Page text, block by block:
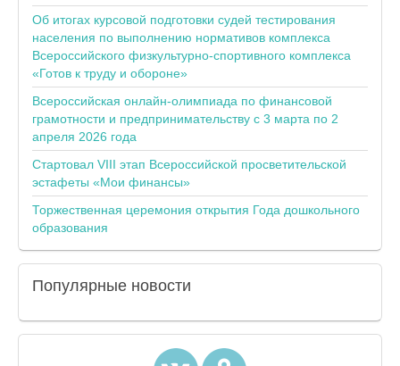
Об итогах курсовой подготовки судей тестирования
населения по выполнению нормативов комплекса
Всероссийского физкультурно-спортивного комплекса
«Готов к труду и обороне»
Всероссийская онлайн-олимпиада по финансовой
грамотности и предпринимательству с 3 марта по 2
апреля 2026 года
Стартовал VIII этап Всероссийской просветительской
эстафеты «Мои финансы»
Торжественная церемония открытия Года дошкольного
образования
Популярные новости